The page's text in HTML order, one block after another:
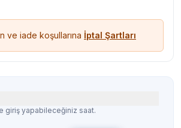
ve iade koşullarına İptal Şartları
giriş yapabileceğiniz saat.